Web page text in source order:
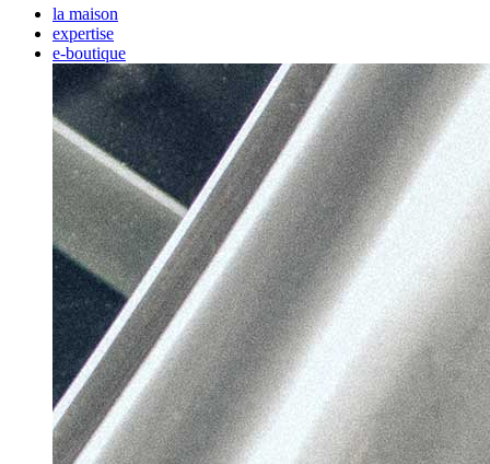
la maison
expertise
e-boutique